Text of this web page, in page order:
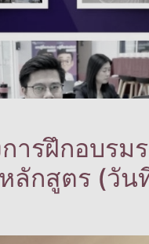
รฝึกอบรม
ลักสูตร (วัน